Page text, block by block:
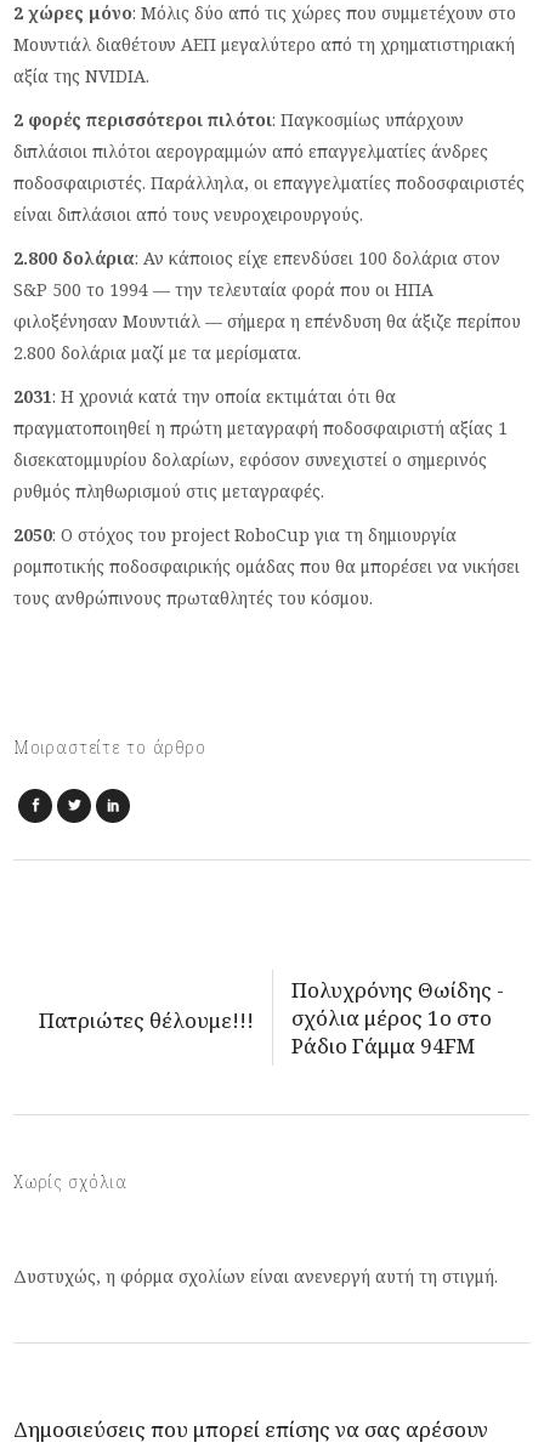
2 χώρες μόνο: Μόλις δύο από τις χώρες που συμμετέχουν στο
Μουντιάλ διαθέτουν ΑΕΠ μεγαλύτερο από τη χρηματιστηριακή
αξία της NVIDIA.
2 φορές περισσότεροι πιλότοι: Παγκοσμίως υπάρχουν
διπλάσιοι πιλότοι αερογραμμών από επαγγελματίες άνδρες
ποδοσφαιριστές. Παράλληλα, οι επαγγελματίες ποδοσφαιριστές
είναι διπλάσιοι από τους νευροχειρουργούς.
2.800 δολάρια: Αν κάποιος είχε επενδύσει 100 δολάρια στον
S&P 500 το 1994 — την τελευταία φορά που οι ΗΠΑ
φιλοξένησαν Μουντιάλ — σήμερα η επένδυση θα άξιζε περίπου
2.800 δολάρια μαζί με τα μερίσματα.
2031: Η χρονιά κατά την οποία εκτιμάται ότι θα
πραγματοποιηθεί η πρώτη μεταγραφή ποδοσφαιριστή αξίας 1
δισεκατομμυρίου δολαρίων, εφόσον συνεχιστεί ο σημερινός
ρυθμός πληθωρισμού στις μεταγραφές.
2050: Ο στόχος του project RoboCup για τη δημιουργία
ρομποτικής ποδοσφαιρικής ομάδας που θα μπορέσει να νικήσει
τους ανθρώπινους πρωταθλητές του κόσμου.
Μοιραστείτε το άρθρο
Πατριώτες θέλουμε!!!
Πολυχρόνης Θωίδης -
σχόλια μέρος 1ο στο
Ράδιο Γάμμα 94FM
Χωρίς σχόλια
Δυστυχώς, η φόρμα σχολίων είναι ανενεργή αυτή τη στιγμή.
Δημοσιεύσεις που μπορεί επίσης να σας αρέσουν